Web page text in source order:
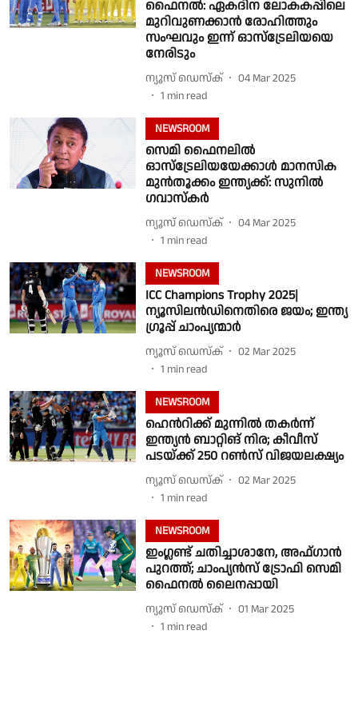
ഫൈനൽ: ഏകദിന ലോകകപ്പിലെ
മുറിവുണക്കാൻ രോഹിത്തും
സംഘവും ഇന്ന് ഓസ്ട്രേലിയയെ
നേരിടും
ന്യൂസ് ഡെസ്ക്
04 Mar 2025
1 min read
NEWSROOM
സെമി ഫൈനലിൽ
ഓസ്ട്രേലിയയേക്കാൾ മാനസിക
മുൻതൂക്കം ഇന്ത്യക്ക്: സുനിൽ
ഗവാസ്‌കർ
ന്യൂസ് ഡെസ്ക്
04 Mar 2025
1 min read
NEWSROOM
ICC Champions Trophy 2025|
ന്യൂസിലന്‍ഡിനെതിരെ ജയം; ഇന്ത്യ
ഗ്രൂപ്പ് ചാംപ്യന്മാര്‍
ന്യൂസ് ഡെസ്ക്
02 Mar 2025
1 min read
NEWSROOM
ഹെൻറിക്ക് മുന്നിൽ തകർന്ന്
ഇന്ത്യൻ ബാറ്റിങ് നിര; കീവീസ്
പടയ്ക്ക് 250 റൺസ് വിജയലക്ഷ്യം
ന്യൂസ് ഡെസ്ക്
02 Mar 2025
1 min read
NEWSROOM
ഇംഗ്ലണ്ട് ചതിച്ചാശാനേ, അഫ്ഗാൻ
പുറത്ത്; ചാംപ്യൻസ് ട്രോഫി സെമി
ഫൈനൽ ലൈനപ്പായി
ന്യൂസ് ഡെസ്ക്
01 Mar 2025
1 min read